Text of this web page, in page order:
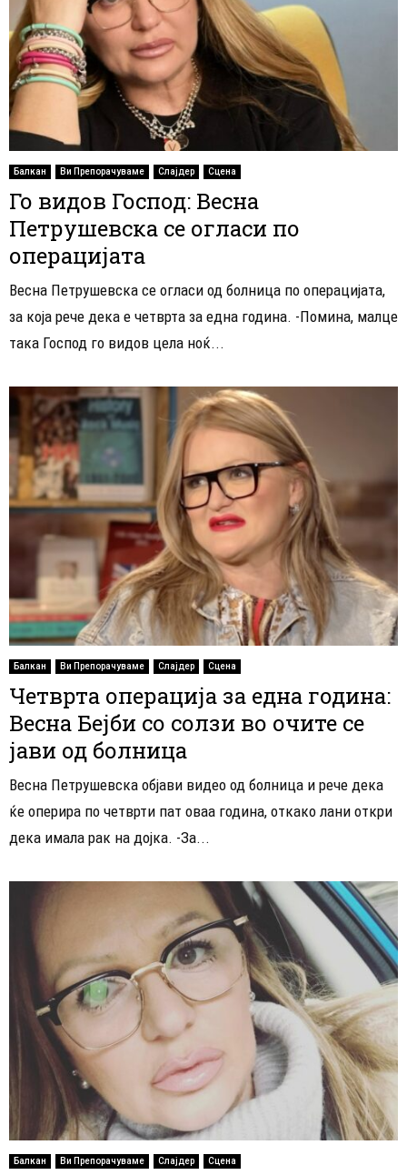
Балкан Ви Препорачуваме Слајдер Сцена
Го видов Господ: Весна
Петрушевска се огласи по
операцијата
Весна Петрушевска се огласи од болница по операцијата,
за која рече дека е четврта за една година. -Помина, малце
така Господ го видов цела ноќ...
Балкан Ви Препорачуваме Слајдер Сцена
Четврта операција за една година:
Весна Бејби со солзи во очите се
јави од болница
Весна Петрушевска објави видео од болница и рече дека
ќе оперира по четврти пат оваа година, откако лани откри
дека имала рак на дојка. -За...
Балкан Ви Препорачуваме Слајдер Сцена